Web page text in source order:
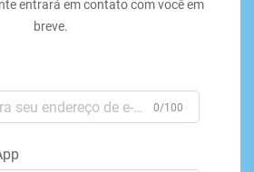
entrará em contato com você em
breve.
0/100